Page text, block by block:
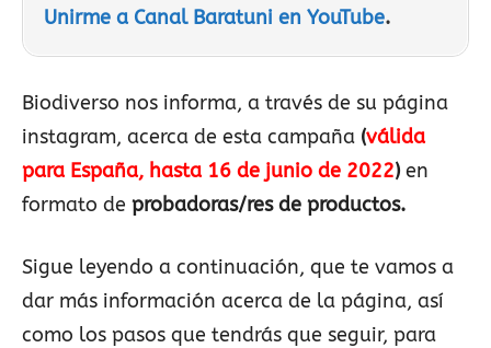
Unirme a Canal Baratuni en YouTube.
Biodiverso nos informa, a través de su página
instagram, acerca de esta campaña (válida
para España, hasta 16 de junio de 2022) en
formato de probadoras/res de productos.
Sigue leyendo a continuación, que te vamos a
dar más información acerca de la página, así
como los pasos que tendrás que seguir, para